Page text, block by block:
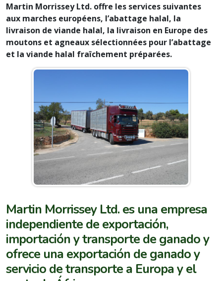
Martin Morrissey Ltd. offre les services suivantes
aux marches européens, l’abattage halal, la
livraison de viande halal, la livraison en Europe des
moutons et agneaux sélectionnées pour l’abattage
et la viande halal fraîchement préparées.
Martin Morrissey Ltd. es una empresa
independiente de exportación,
importación y transporte de ganado y
ofrece una exportación de ganado y
servicio de transporte a Europa y el